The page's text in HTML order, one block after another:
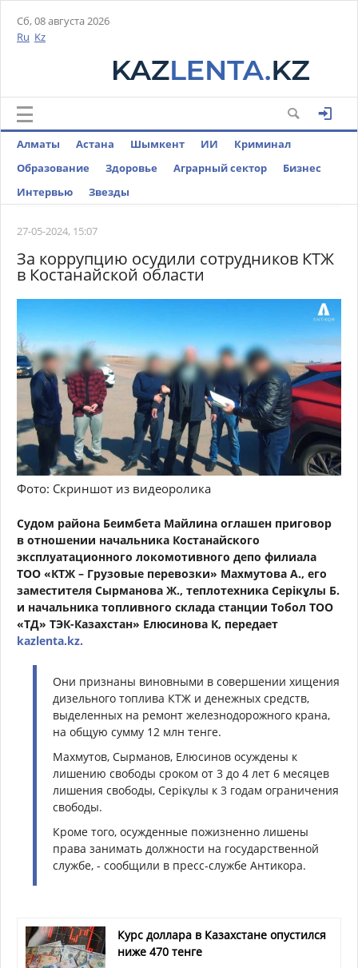
Сб, 08 августа 2026
Ru Kz
Алматы Астана Шымкент ИИ
Криминал
Образование
Здоровье Аграрный сектор
Бизнес
Интервью
Звезды
27-05-2024, 15:07
За коррупцию осудили сотрудников КТЖ
в Костанайской области
Фото: Скриншот из видеоролика
Судом района Беимбета Майлина оглашен приговор
в отношении начальника Костанайского
эксплуатационного локомотивного депо филиала
ТОО «КТЖ – Грузовые перевозки» Махмутова А., его
заместителя Сырманова Ж., теплотехника Серікұлы Б.
и начальника топливного склада станции Тобол ТОО
«ТД» ТЭК-Казахстан» Елюсинова К, передает
kazlenta.kz.
Они признаны виновными в совершении хищения
дизельного топлива КТЖ и денежных средств,
выделенных на ремонт железнодорожного крана,
на общую сумму 12 млн тенге.
Махмутов, Сырманов, Елюсинов осуждены к
лишению свободы сроком от 3 до 4 лет 6 месяцев
лишения свободы, Серікұлы к 3 годам ограничения
свободы.
Кроме того, осужденные пожизненно лишены
права занимать должности на государственной
службе, - сообщили в пресс-службе Антикора.
Курс доллара в Казахстане опустился
ниже 470 тенге